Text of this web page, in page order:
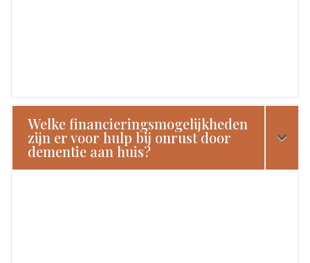
Welke financieringsmogelijkheden
zijn er voor hulp bij onrust door
dementie aan huis?